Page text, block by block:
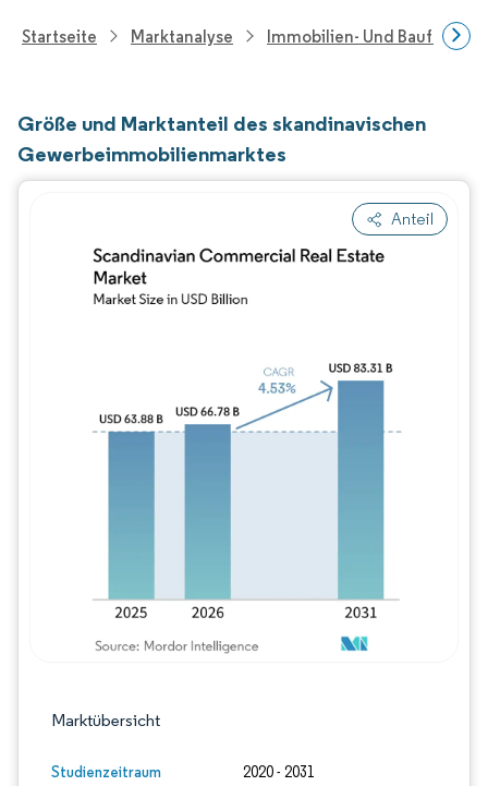
Startseite Marktanalyse Immobilien- Und
Größe und Marktanteil des skandinavischen
Gewerbeimmobilienmarktes
Anteil
Marktübersicht
Studienzeitraum 2020 - 2031